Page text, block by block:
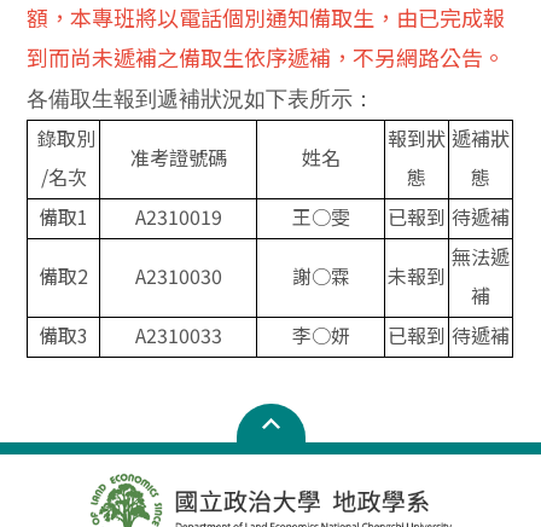
額，本專班將以電話個別通知備取生，由已完成報
到而尚未遞補之備取生依序遞補，不另網路公告。
各備取生報到遞補狀況如下表所示：
錄取別
/名次
准考證號碼 姓名
報到狀
態
遞補狀
態
備取1
A2310019 王○雯 已報到 待遞補
備取2 A2310030 謝○霖 未報到
無法遞
補
備取3
A2310033 李○妍 已報到 待遞補